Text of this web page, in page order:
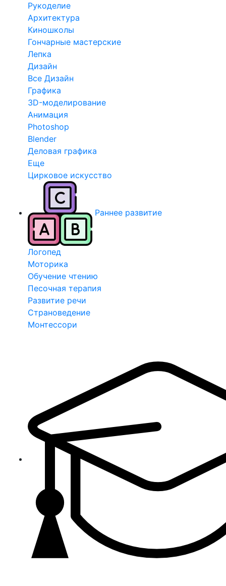
Рукоделие
Архитектура
Киношколы
Гончарные мастерские
Лепка
Дизайн
Все Дизайн
Графика
3D-моделирование
Анимация
Photoshop
Blender
Деловая графика
Еще
Цирковое искусство
Раннее развитие
Логопед
Моторика
Обучение чтению
Песочная терапия
Развитие речи
Страноведение
Монтессори